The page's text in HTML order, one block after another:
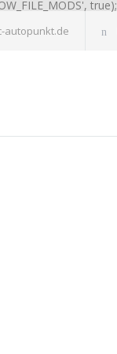
true);
autopunkt.de